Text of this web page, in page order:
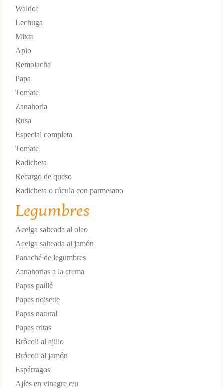
Waldof
Lechuga
Mixta
Apio
Remolacha
Papa
Tomate
Zanahoria
Rusa
Especial completa
Tomate
Radicheta
Recargo de queso
Radicheta o rúcula con parmesano
Legumbres
Acelga salteada al oleo
Acelga salteada al jamón
Panaché de legumbres
Zanahorias a la crema
Papas paillé
Papas noisette
Papas natural
Papas fritas
Brócoli al ajillo
Brócoli al jamón
Espárragos
Ajíes en vinagre c/u